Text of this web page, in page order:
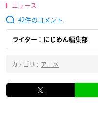
ニュース
42
ライター：にじめん編集部
カテゴリ : アニメ